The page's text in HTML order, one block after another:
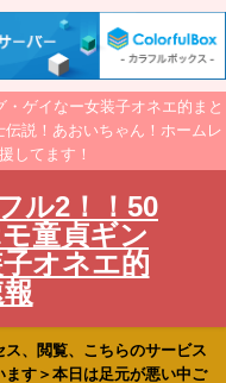
ゲイなー女装子オネエ的まと
説！あおいちゃん！ホームレ
してます！
ル2！！50
童貞ギン
オネエ的
、閲覧、こちらのサービス
す＞本日は足元が悪い中ご